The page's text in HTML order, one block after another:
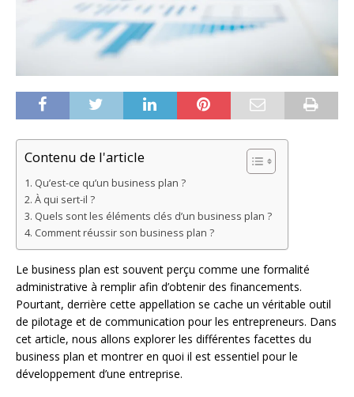
Contenu de l'article
Qu’est-ce qu’un business plan ?
À qui sert-il ?
Quels sont les éléments clés d’un business plan ?
Comment réussir son business plan ?
Le business plan est souvent perçu comme une formalité
administrative à remplir afin d’obtenir des financements.
Pourtant, derrière cette appellation se cache un véritable outil
de pilotage et de communication pour les entrepreneurs. Dans
cet article, nous allons explorer les différentes facettes du
business plan et montrer en quoi il est essentiel pour le
développement d’une entreprise.